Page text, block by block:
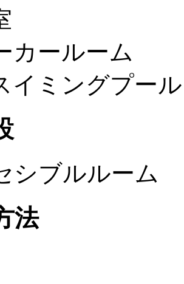
カールーム
イミングプール
シブルルーム
法